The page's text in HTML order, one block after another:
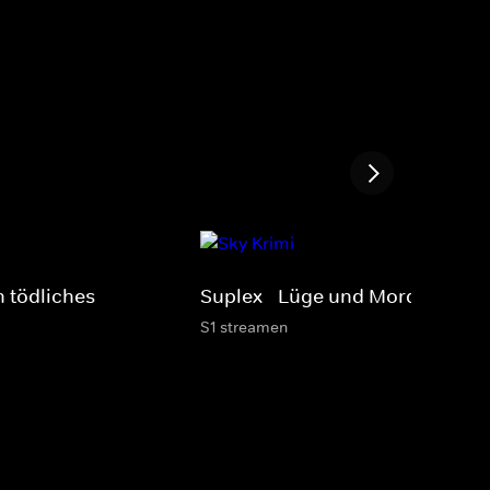
tödliches Suplex - Lüge und Mord
S1 streamen